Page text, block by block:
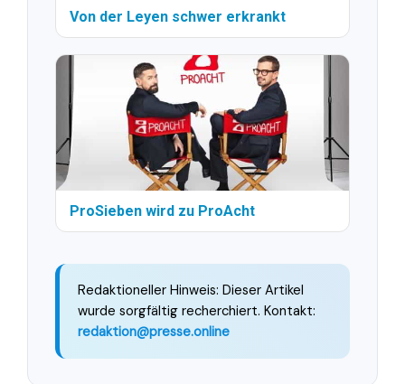
Von der Leyen schwer erkrankt
ProSieben wird zu ProAcht
Redaktioneller Hinweis: Dieser Artikel
wurde sorgfältig recherchiert. Kontakt:
redaktion@presse.online